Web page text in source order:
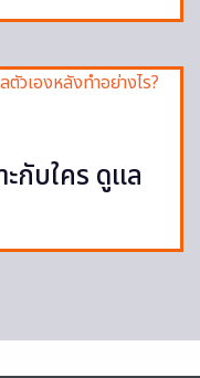
ะกับใคร ดูแล